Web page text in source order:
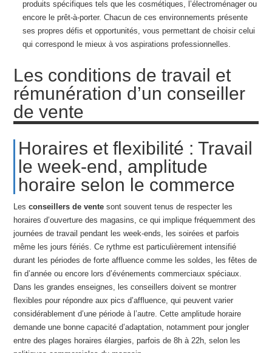
produits spécifiques tels que les cosmétiques, l’électroménager ou
encore le prêt-à-porter. Chacun de ces environnements présente
ses propres défis et opportunités, vous permettant de choisir celui
qui correspond le mieux à vos aspirations professionnelles.
Les conditions de travail et
rémunération d’un conseiller
de vente
Horaires et flexibilité : Travail
le week-end, amplitude
horaire selon le commerce
Lesconseillers de vente sont souvent tenus de respecter les
horaires d’ouverture des magasins, ce qui implique fréquemment des
journées de travail pendant les week-ends, les soirées et parfois
même les jours fériés. Ce rythme est particulièrement intensifié
durant les périodes de forte affluence comme les soldes, les fêtes de
fin d’année ou encore lors d’événements commerciaux spéciaux.
Dans les grandes enseignes, les conseillers doivent se montrer
flexibles pour répondre aux pics d’affluence, qui peuvent varier
considérablement d’une période à l’autre. Cette amplitude horaire
demande une bonne capacité d’adaptation, notamment pour jongler
entre des plages horaires élargies, parfois de 8h à 22h, selon les